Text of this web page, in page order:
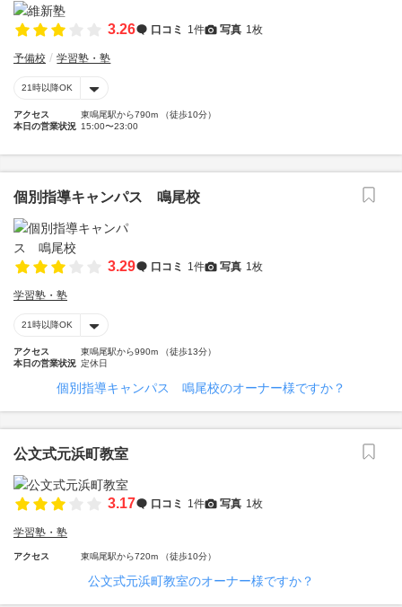
3.26 口コミ 1件 写真 1枚
予備校 学習塾・塾
21時以降OK
アクセス
東鳴尾駅から790m （徒歩10分）
本日の営業状況 15:00〜23:00
個別指導キャンパス 鳴尾校
3.29 口コミ 1件 写真 1枚
学習塾・塾
21時以降OK
アクセス
東鳴尾駅から990m （徒歩13分）
本日の営業状況 定休日
個別指導キャンパス 鳴尾校のオーナー様ですか？
公文式元浜町教室
3.17 口コミ 1件 写真 1枚
学習塾・塾
アクセス 東鳴尾駅から720m （徒歩10分）
公文式元浜町教室のオーナー様ですか？